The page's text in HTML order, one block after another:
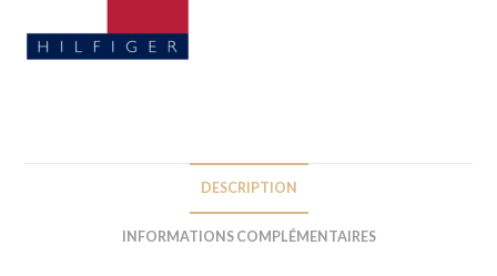
DESCRIPTION
INFORMATIONS COMPLÉMENTAIRES